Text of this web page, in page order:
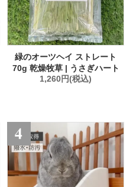
緑のオーツヘイ ストレート
70g 乾燥牧草 | うさぎハート
1,260円(税込)